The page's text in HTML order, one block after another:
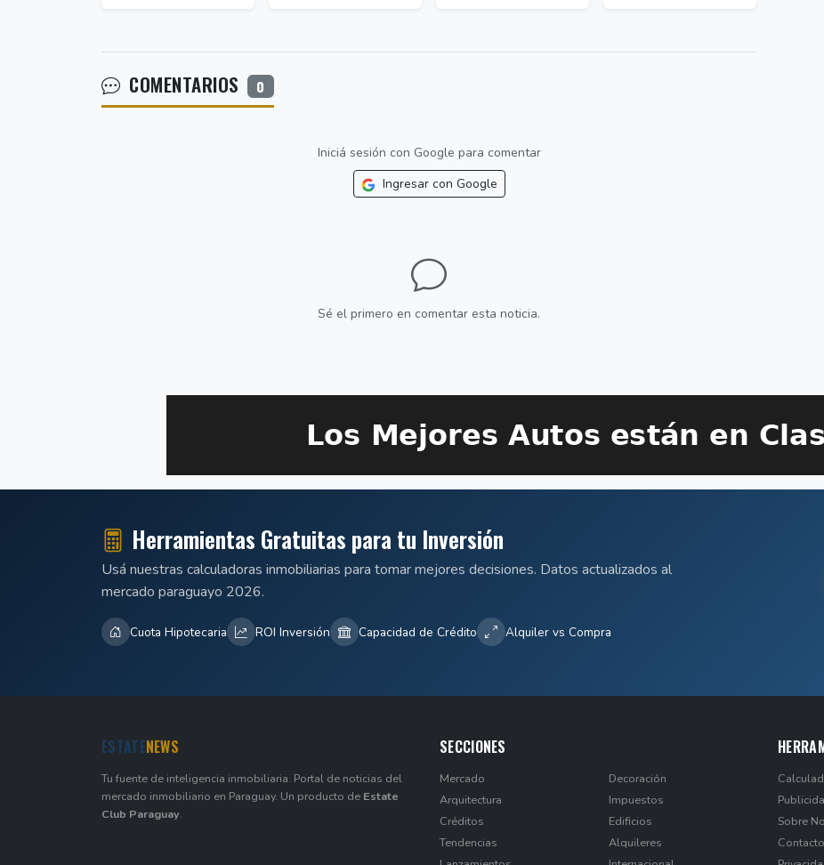
COMENTARIOS 0
Iniciá sesión con Google para comentar
Ingresar con Google
Sé el primero en comentar esta noticia.
Herramientas Gratuitas para tu Inversión
Usá nuestras calculadoras inmobiliarias para tomar mejores decisiones. Datos actualizados al
mercado paraguayo 2026.
Cuota Hipotecaria ROI Inversión Capacidad de Crédito Alquiler vs Compra
ESTATENEWS
Tu fuente de inteligencia inmobiliaria. Portal de noticias del
mercado inmobiliario en Paraguay. Un producto de Estate
Club Paraguay.
SECCIONES
Mercado
Arquitectura
Créditos
Tendencias
Decoración
Impuestos
Edificios
Alquileres
Sobre
Contacto